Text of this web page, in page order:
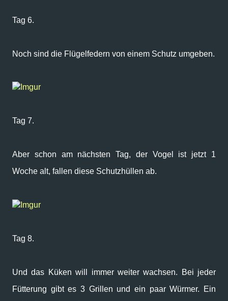
Tag 6.
Noch sind die Flügelfedern von einem Schutz umgeben.
Imgur
Tag 7.
Aber schon am nächsten Tag, der Vogel ist jetzt 1
Woche alt, fallen diese Schutzhüllen ab.
Imgur
Tag 8.
Und das Küken will immer weiter wachsen. Bei jeder
Fütterung gibt es 3 Grillen und ein paar Würmer. Ein